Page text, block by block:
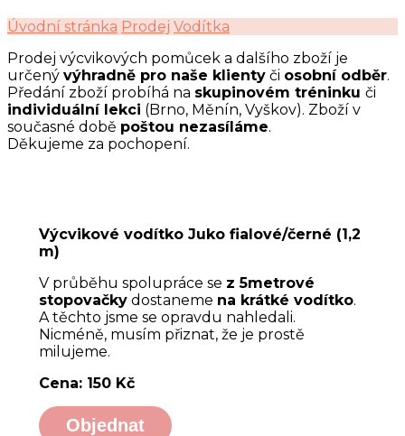
Úvodní stránka Prodej Vodítka
Prodej výcvikových pomůcek a dalšího zboží je
určený výhradně pro naše klienty či osobní odběr.
Předání zboží probíhá na skupinovém tréninku či
individuální lekci (Brno, Měnín, Vyškov). Zboží v
současné době poštou nezasíláme.
Děkujeme za pochopení.
Výcvikové vodítko Juko fialové/černé (1,2
m)
V průběhu spolupráce se z 5metrové
stopovačkydostaneme na krátké vodítko.
A těchto jsme se opravdu nahledali.
Nicméně, musím přiznat, že je prostě
milujeme.
Cena: 150 Kč
Objednat